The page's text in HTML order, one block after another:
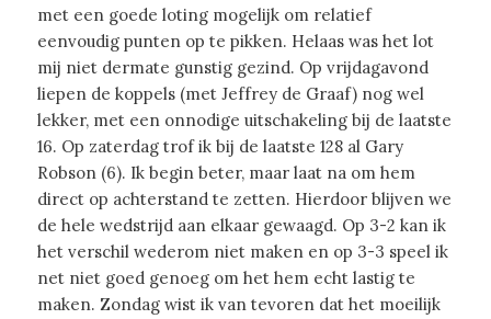
met een goede loting mogelijk om relatief
eenvoudig punten op te pikken. Helaas was het lot
mij niet dermate gunstig gezind. Op vrijdagavond
liepen de koppels (met Jeffrey de Graaf) nog wel
lekker, met een onnodige uitschakeling bij de laatste
16. Op zaterdag trof ik bij de laatste 128 al Gary
Robson (6). Ik begin beter, maar laat na om hem
direct op achterstand te zetten. Hierdoor blijven we
de hele wedstrijd aan elkaar gewaagd. Op 3-2 kan ik
het verschil wederom niet maken en op 3-3 speel ik
net niet goed genoeg om het hem echt lastig te
maken. Zondag wist ik van tevoren dat het moeilijk